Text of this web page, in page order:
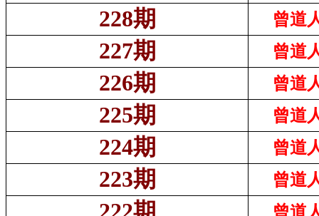
228期 曾道
227期 曾道
226期 曾道
225期 曾道
224期 曾道
223期 曾道
曾道